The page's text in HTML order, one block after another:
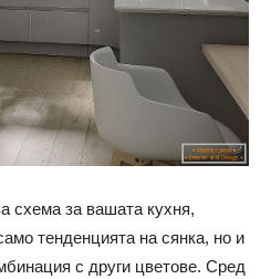
схема за вашата кухня,
тенденцията на сянка, но и
с други цветове. Сред